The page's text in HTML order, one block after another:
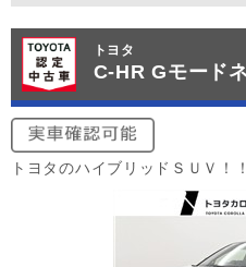
トヨタ
C-HR Gモード
トヨタのハイブリッドＳＵＶ！